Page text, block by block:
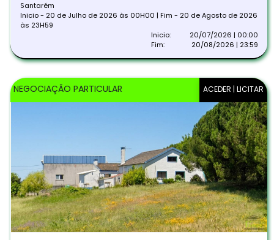
Santarém
Inicio - 20 de Julho de 2026 às 00H00 | Fim - 20 de Agosto de 2026
às 23H59
Inicio:
20/07/2026 | 00:00
Fim:
20/08/2026 | 23:59
ACEDER | LICITAR
NEGOCIAÇÃO PARTICULAR